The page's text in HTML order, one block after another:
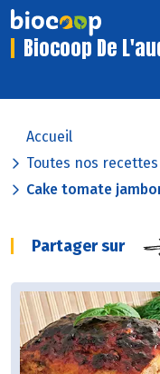
Biocoop De
Accueil
Toutes nos recettes
Cake tomate
Partager sur